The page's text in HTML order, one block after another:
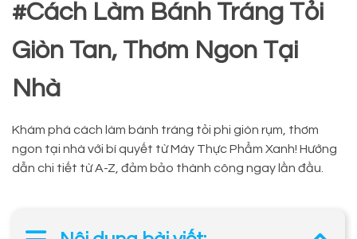
#Cách Làm Bánh Tráng Tỏi
Giòn Tan, Thơm Ngon Tại
Nhà
Khám phá cách làm bánh tráng tỏi phi giòn rụm, thơm
ngon tại nhà với bí quyết từ Máy Thực Phẩm Xanh! Hướng
dẫn chi tiết từ A-Z, đảm bảo thành công ngay lần đầu.